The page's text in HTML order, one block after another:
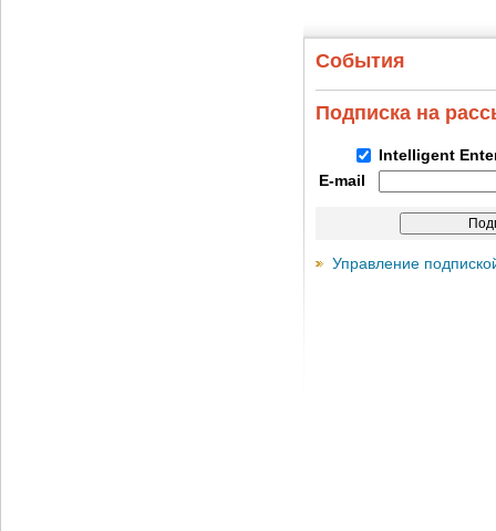
События
Подписка на
Intelligent
E-mail
Управление